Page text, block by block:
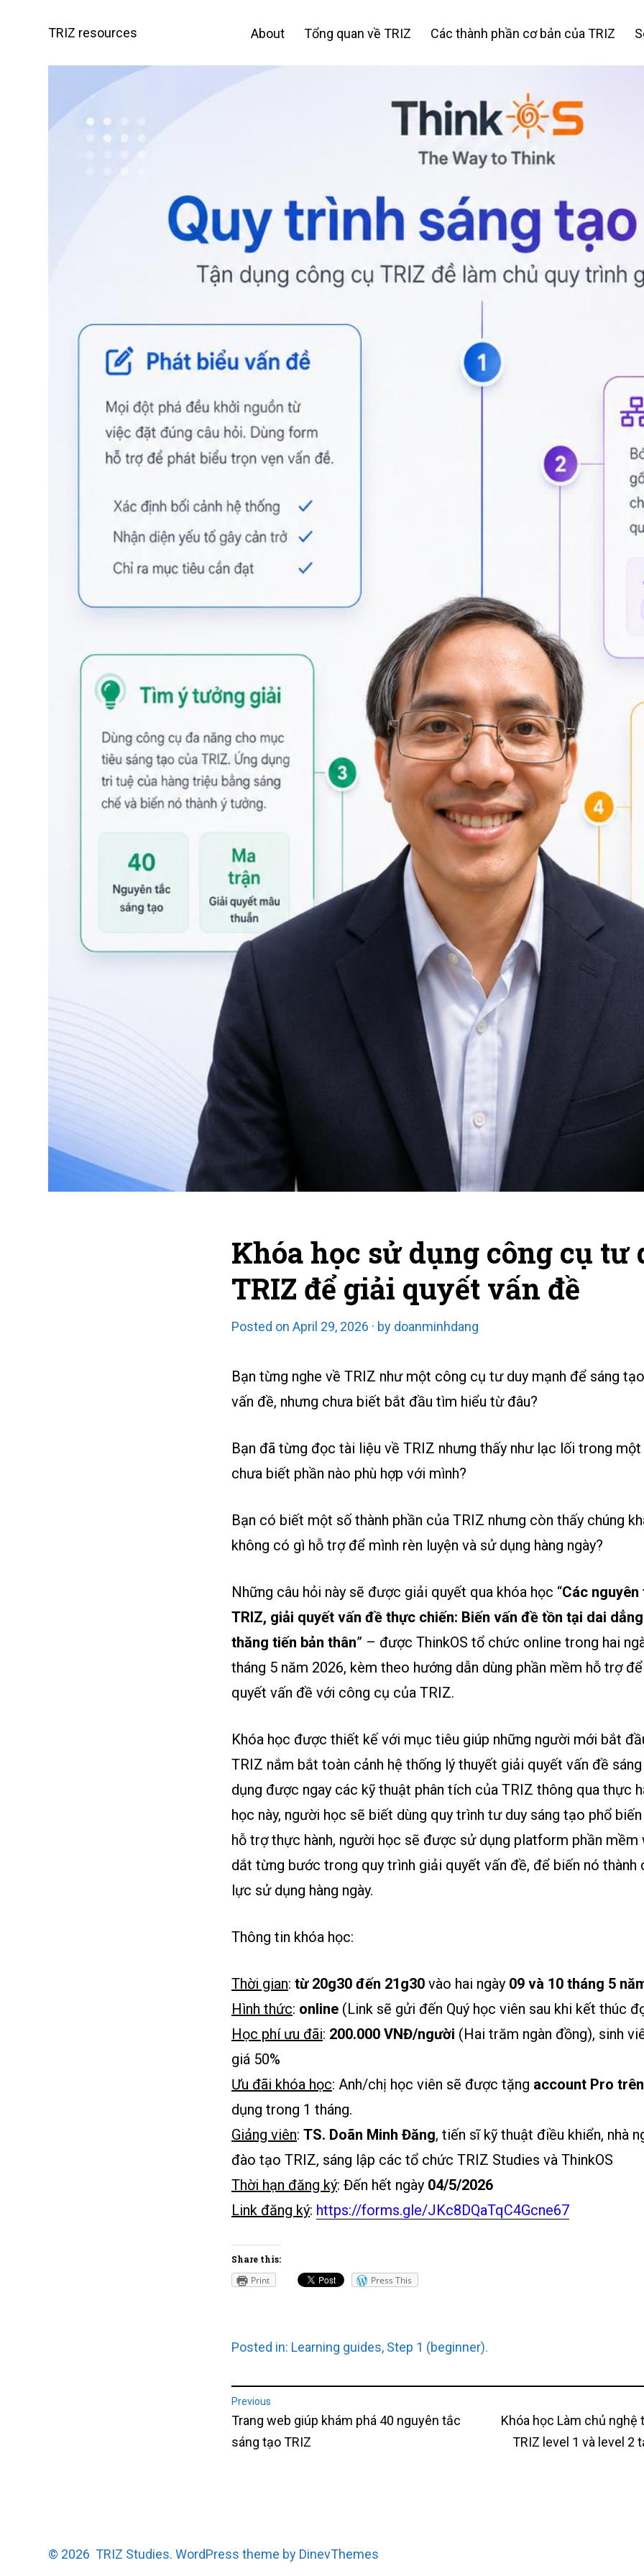
TRIZ resources About Tổng quan về TRIZ Các thành phần cơ bản của TRIZ
Khóa học sử dụng công cụ tư
TRIZ để giải quyết vấn đề
Posted on April 29, 2026 by doanminhdang
Bạn từng nghe về TRIZ như một công cụ tư duy mạnh để sáng
vấn đề, nhưng chưa biết bắt đầu tìm hiểu từ đâu?
Bạn đã từng đọc tài liệu về TRIZ nhưng thấy như lạc lối trong một
chưa biết phần nào phù hợp với mình?
Bạn có biết một số thành phần của TRIZ nhưng còn thấy chúng
không có gì hỗ trợ để mình rèn luyện và sử dụng hàng ngày?
Những câu hỏi này sẽ được giải quyết qua khóa học “Các
TRIZ, giải quyết vấn đề thực chiến: Biến vấn đề tồn tại dai
thăng tiến bản thân” – được ThinkOS tổ chức online trong hai
tháng 5 năm 2026, kèm theo hướng dẫn dùng phần mềm hỗ trợ
quyết vấn đề với công cụ của TRIZ.
Khóa học được thiết kế với mục tiêu giúp những người mới bắt
TRIZ nắm bắt toàn cảnh hệ thống lý thuyết giải quyết vấn đề
dụng được ngay các kỹ thuật phân tích của TRIZ thông qua thực
học này, người học sẽ biết dùng quy trình tư duy sáng tạo phổ
hỗ trợ thực hành, người học sẽ được sử dụng platform phần mềm
dắt từng bước trong quy trình giải quyết vấn đề, để biến nó thành
lực sử dụng hàng ngày.
Thông tin khóa học:
Thời gian: từ 20g30 đến 21g30 vào hai ngày 09 và 10 tháng 5
Hình thức: online (Link sẽ gửi đến Quý học viên sau khi kết thúc
Học phí ưu đãi: 200.000 VNĐ/người (Hai trăm ngàn đồng), sinh
giá 50%
Ưu đãi khóa học: Anh/chị học viên sẽ được tặng account Pro
dụng trong 1 tháng.
Giảng viên: TS. Doãn Minh Đăng, tiến sĩ kỹ thuật điều khiển, nhà
đào tạo TRIZ, sáng lập các tổ chức TRIZ Studies và ThinkOS
Thời hạn đăng ký: Đến hết ngày 04/5/2026
Link đăng ký: https://forms.gle/JKc8DQaTqC4Gcne67
Share this:
Print Press This
Posted in: Learning guides, Step 1 (beginner).
Post
navigation
Previous
Previous
post:
Trang web giúp khám phá 40 nguyên tắc
sáng tạo TRIZ
Next
post:
Khóa học Làm chủ
TRIZ level 1 và level 2
© 2026 TRIZ Studies. WordPress theme by DinevThemes